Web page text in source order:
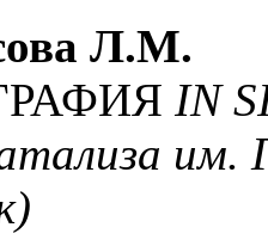
Л.М.
IN
им.